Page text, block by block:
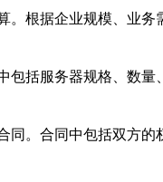
根据企业规模、业
括服务器规格、数
。合同中包括双方